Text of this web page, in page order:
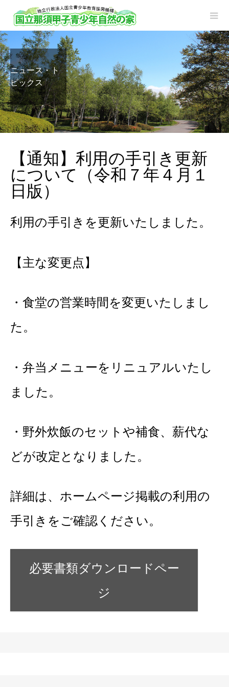
ニュース・ト
ピックス
【通知】利用の手引き更新
について（令和７年４月１
日版）
利用の手引きを更新いたしました。
【主な変更点】
・食堂の営業時間を変更いたしまし
た。
・弁当メニューをリニュアルいたし
ました。
・野外炊飯のセットや補食、薪代な
どが改定となりました。
詳細は、ホームページ掲載の利用の
手引きをご確認ください。
必要書類ダウンロードペー
ジ